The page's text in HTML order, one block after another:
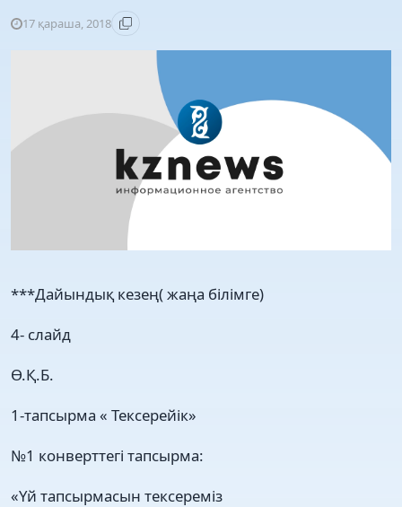
17 қараша, 2018
***Дайындық кезең( жаңа білімге)
4- слайд
Ө.Қ.Б.
1-тапсырма « Тексерейік»
№1 конверттегі тапсырма:
«Үй тапсырмасын тексереміз